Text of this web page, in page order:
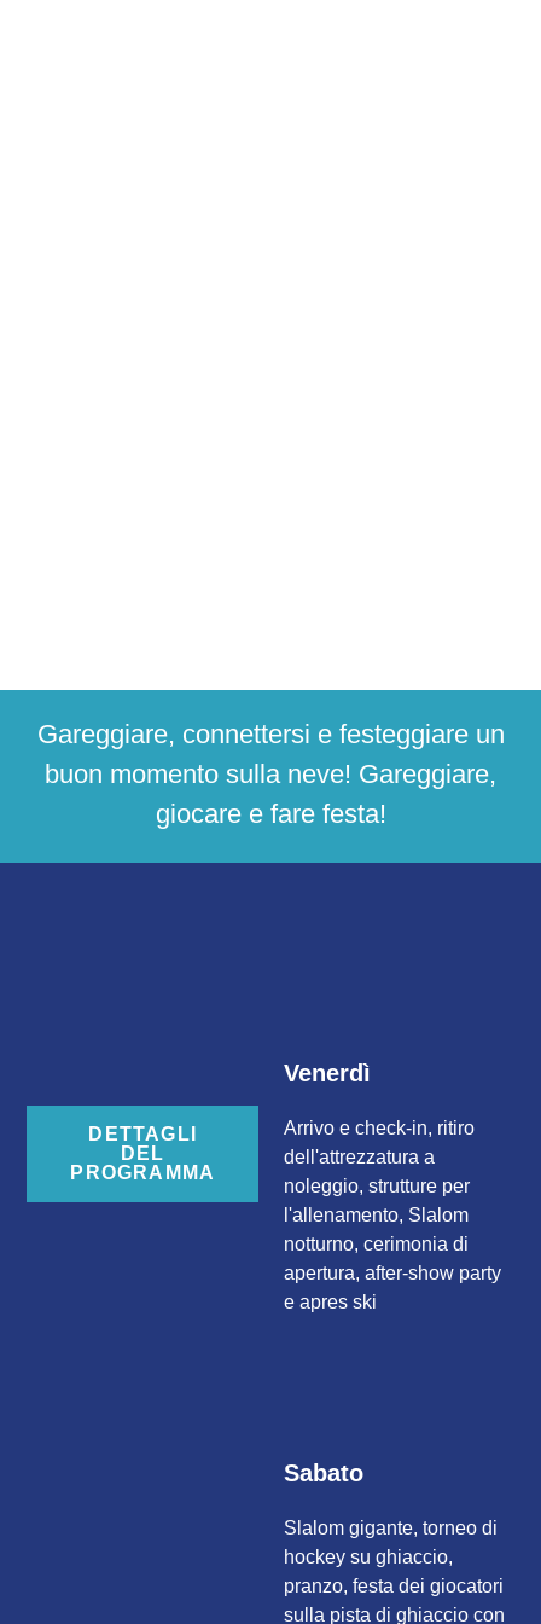
Gareggiare, connettersi e festeggiare un
buon momento sulla neve! Gareggiare,
giocare e fare festa!
DETTAGLI
DEL
PROGRAMMA
Venerdì
Arrivo e check-in, ritiro
dell'attrezzatura a
noleggio, strutture per
l'allenamento, Slalom
notturno, cerimonia di
apertura, after-show party
e apres ski
Sabato
Slalom gigante, torneo di
hockey su ghiaccio,
pranzo, festa dei giocatori
sulla pista di ghiaccio con